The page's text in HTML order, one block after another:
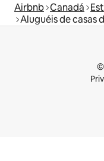
Airbnb Canadá
Aluguéis de casas
©